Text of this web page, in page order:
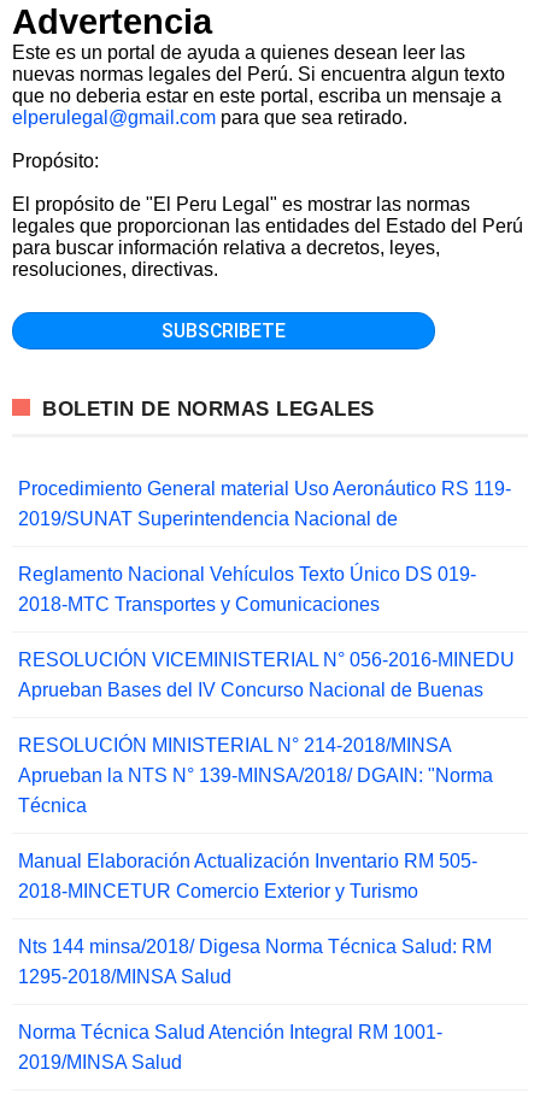
Advertencia
Este es un portal de ayuda a quienes desean leer las
nuevas normas legales del Perú. Si encuentra algun texto
que no deberia estar en este portal, escriba un mensaje a
elperulegal@gmail.com para que sea retirado.
Propósito:
El propósito de "El Peru Legal" es mostrar las normas
legales que proporcionan las entidades del Estado del Perú
para buscar información relativa a decretos, leyes,
resoluciones, directivas.
BOLETIN DE NORMAS LEGALES
Procedimiento General material Uso Aeronáutico RS 119-
2019/SUNAT Superintendencia Nacional de
Reglamento Nacional Vehículos Texto Único DS 019-
2018-MTC Transportes y Comunicaciones
RESOLUCIÓN VICEMINISTERIAL N° 056-2016-MINEDU
Aprueban Bases del IV Concurso Nacional de Buenas
RESOLUCIÓN MINISTERIAL N° 214-2018/MINSA
Aprueban la NTS N° 139-MINSA/2018/ DGAIN: "Norma
Técnica
Manual Elaboración Actualización Inventario RM 505-
2018-MINCETUR Comercio Exterior y Turismo
Nts 144 minsa/2018/ Digesa Norma Técnica Salud: RM
1295-2018/MINSA Salud
Norma Técnica Salud Atención Integral RM 1001-
2019/MINSA Salud